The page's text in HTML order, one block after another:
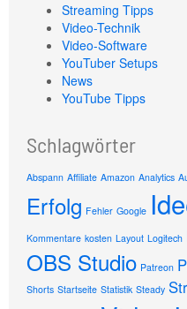
Streaming Tipps
Video-Technik
Video-Software
YouTuber Setups
News
YouTube Tipps
Schlagwörter
Abspann Affiliate Amazon Analytics
Erfolg Fehler Google
Kommentare kosten Layout Logitech
OBS Studio Patreon
Shorts Startseite Statistik Steady